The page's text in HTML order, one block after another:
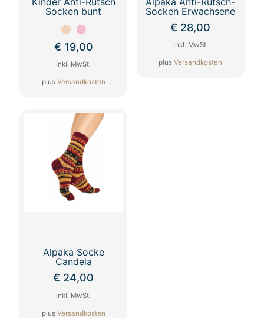
Socken bunt
€ 19,00
inkl. MwSt.
plus Versandkosten
weist
mehrere
Varianten
auf.
Die
Optionen
können
auf
Socken Erwachsene
€ 28,00
inkl. MwSt.
plusVersandkosten
Alpaka Socke
Candela
€ 24,00
inkl. MwSt.
plus Versandkosten